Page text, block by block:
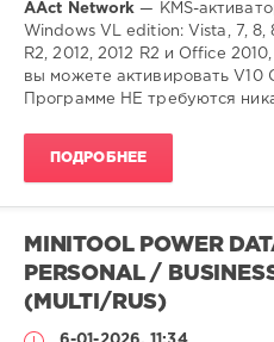
Софт
(portable)
SamDel
92
активатор,
продуктов,
переактивация
AAct Network — KMS-
Windows VL edition: Vista, 7, 8,
R2, 2012, 2012 R2 и Office
вы можете активировать V10
Программе НЕ требуются
ПОДРОБНЕЕ
MINITOOL POWER
PERSONAL /
(MULTI/RUS)